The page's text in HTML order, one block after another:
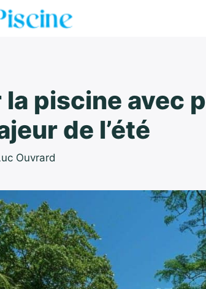
piscine avec
de l’été
Ouvrard